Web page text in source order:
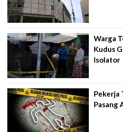
Warga
Kudus
Isolator
Pekerja
Pasang